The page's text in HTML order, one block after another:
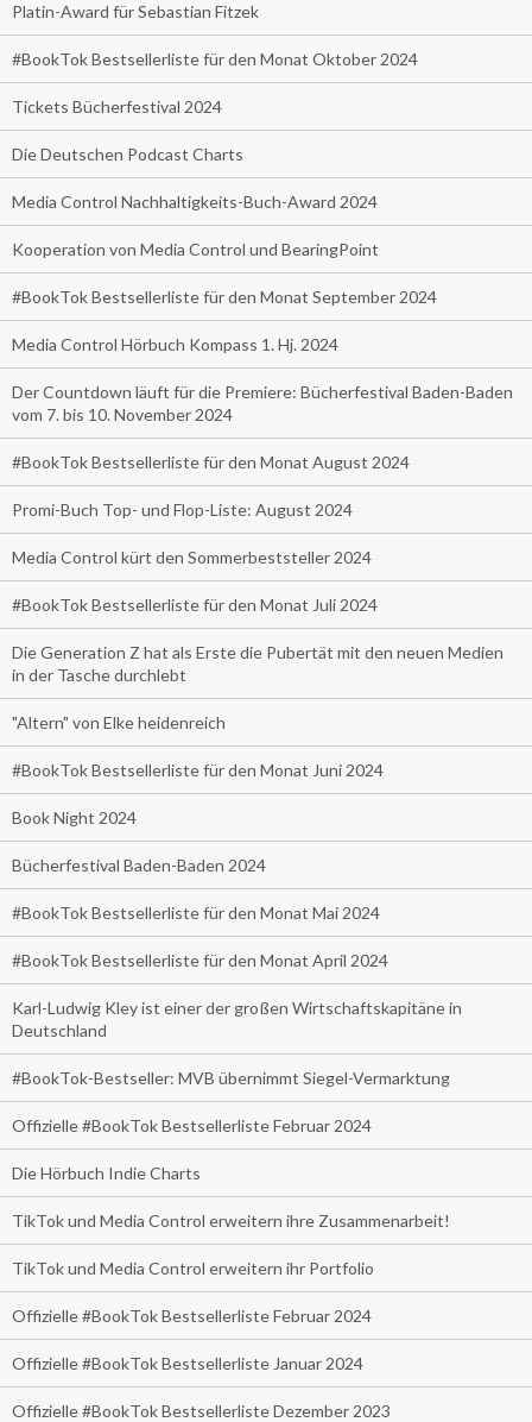
Platin-Award für Sebastian Fitzek
#BookTok Bestsellerliste für den Monat Oktober 2024
Tickets Bücherfestival 2024
Die Deutschen Podcast Charts
Media Control Nachhaltigkeits-Buch-Award 2024
Kooperation von Media Control und BearingPoint
#BookTok Bestsellerliste für den Monat September 2024
Media Control Hörbuch Kompass 1. Hj. 2024
Der Countdown läuft für die Premiere: Bücherfestival Baden-Baden
vom 7. bis 10. November 2024
#BookTok Bestsellerliste für den Monat August 2024
Promi-Buch Top- und Flop-Liste: August 2024
Media Control kürt den Sommerbeststeller 2024
#BookTok Bestsellerliste für den Monat Juli 2024
Die Generation Z hat als Erste die Pubertät mit den neuen Medien
in der Tasche durchlebt
"Altern" von Elke heidenreich
#BookTok Bestsellerliste für den Monat Juni 2024
Book Night 2024
Bücherfestival Baden-Baden 2024
#BookTok Bestsellerliste für den Monat Mai 2024
#BookTok Bestsellerliste für den Monat April 2024
Karl-Ludwig Kley ist einer der großen Wirtschaftskapitäne in
Deutschland
#BookTok-Bestseller: MVB übernimmt Siegel-Vermarktung
Offizielle #BookTok Bestsellerliste Februar 2024
Die Hörbuch Indie Charts
TikTok und Media Control erweitern ihre Zusammenarbeit!
TikTok und Media Control erweitern ihr Portfolio
Offizielle #BookTok Bestsellerliste Februar 2024
Offizielle #BookTok Bestsellerliste Januar 2024
Offizielle #BookTok Bestsellerliste Dezember 2023